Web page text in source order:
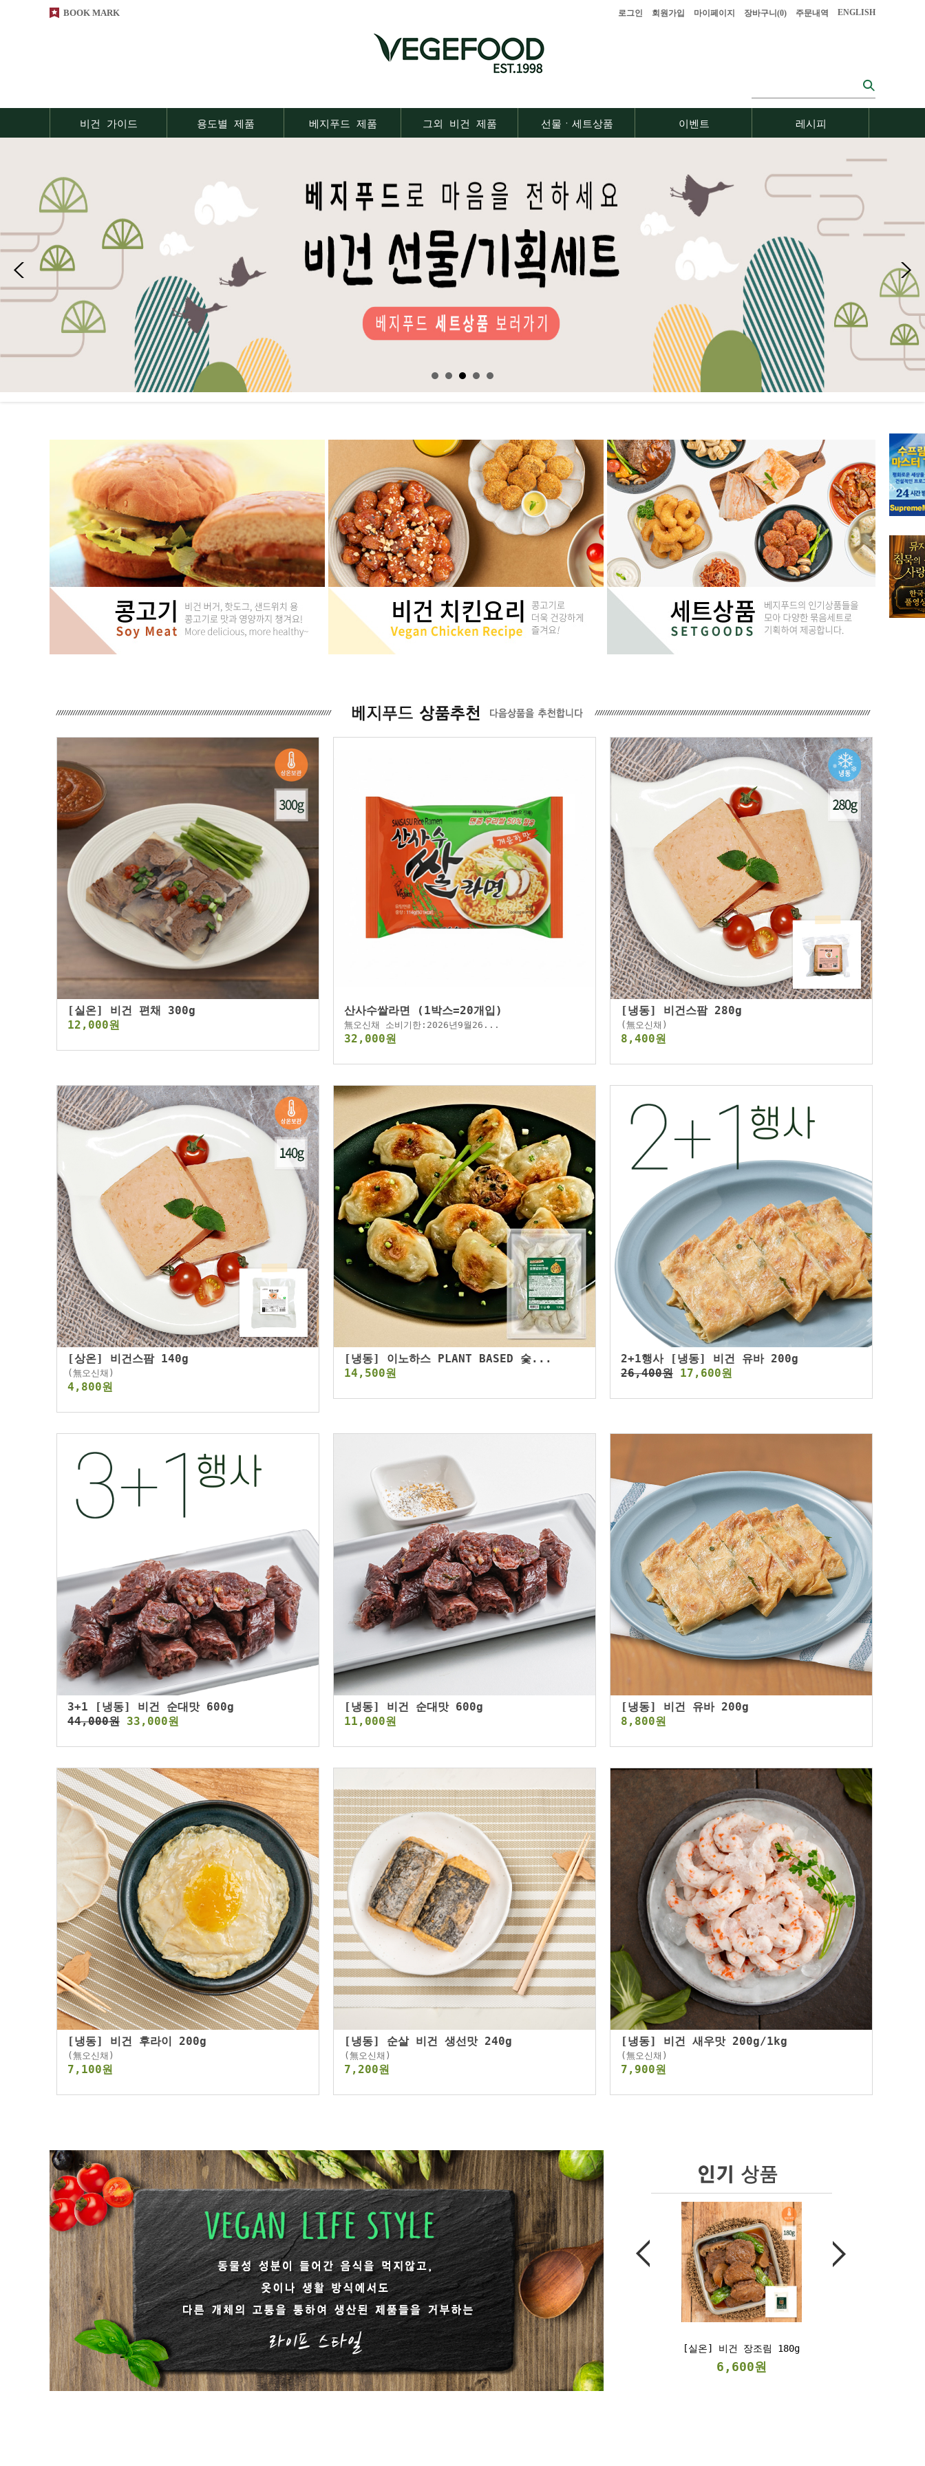
BOOK MARK 로그인 회원가입 마이페이지 장바구니(0) 주문내역 ENGLISH
비건 가이드 용도별 제품 베지푸드 제품 그외 비건 제품 선물ㆍ세트상품 이벤트 레시피
[실온] 비건 편채 300g
12,000원
산사수쌀라면 (1박스=20개입)
無오신채 소비기한:2026년9월26...
32,000원
[냉동] 비건스팜 280g
(無오신채)
8,400원
[상온] 비건스팜 140g
(無오신채)
4,800원
[냉동] 이노하스 PLANT BASED 숯...
14,500원
2+1행사 [냉동] 비건 유바 200g
26,400원 17,600원
3+1 [냉동] 비건 순대맛 600g
44,000원 33,000원
[냉동] 비건 순대맛 600g
11,000원
[냉동] 비건 유바 200g
8,800원
[냉동] 비건 후라이 200g
(無오신채)
7,100원
[냉동] 순살 비건 생선맛 240g
(無오신채)
7,200원
[냉동] 비건 새우맛 200g/1kg
(無오신채)
7,900원
[냉동] 비건양념강정
400g/1kg
7,100원
[실온] 비건 장조림 180g
[냉동] 베지스테이크